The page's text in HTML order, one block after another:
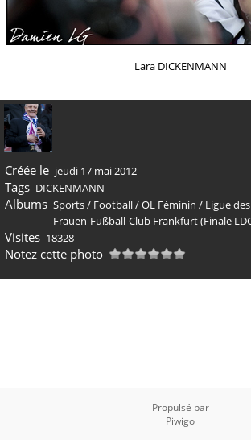
Lara DICKENMANN
Créée le jeudi 17 mai 2012
Tags DICKENMANN
Albums Sports/ Football/OL Féminin / Ligue
Frauen-Fußball-Club Frankfurt (Finale
Visites 18328
Notez cette photo
Propulsé par
Piwigo